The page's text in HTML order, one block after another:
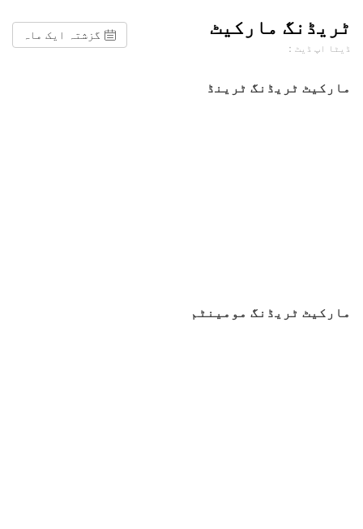
ٹریڈنگ مارکیٹ
ڈیٹا اپ ڈیٹ：
گزشتہ ایک ماہ
مارکیٹ ٹریڈنگ ٹرینڈ
مارکیٹ ٹریڈنگ مومینٹم